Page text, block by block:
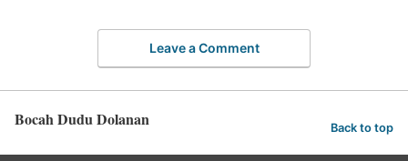
Leave a Comment
Bocah Dudu Dolanan Back to top